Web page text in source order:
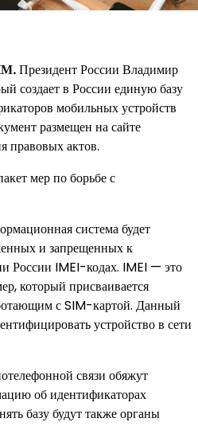
Президент России Владимир
создает в России единую базу
мобильных устройств
размещен на сайте
правовых актов.
мер по борьбе с
система будет
и запрещенных к
России IMEI-кодах. IMEI — это
который присваивается
с SIM-картой. Данный
устройство в сети
связи обяжут
об идентификаторах
базу будут также органы